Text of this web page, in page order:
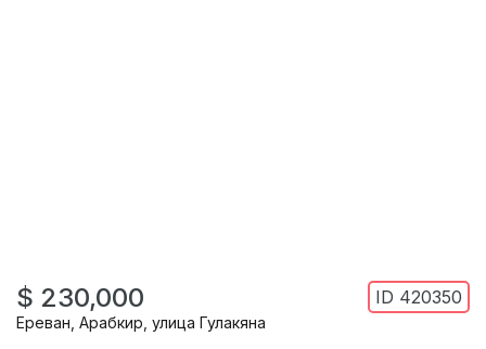
$ 230,000 ID 420350
Ереван Арабкир улица Гулакяна